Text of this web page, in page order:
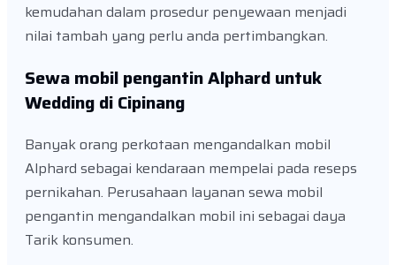
kemudahan dalam prosedur penyewaan menjadi
nilai tambah yang perlu anda pertimbangkan.
Sewa mobil pengantin Alphard untuk
Wedding di Cipinang
Banyak orang perkotaan mengandalkan mobil
Alphard sebagai kendaraan mempelai pada reseps
pernikahan. Perusahaan layanan sewa mobil
pengantin mengandalkan mobil ini sebagai daya
Tarik konsumen.